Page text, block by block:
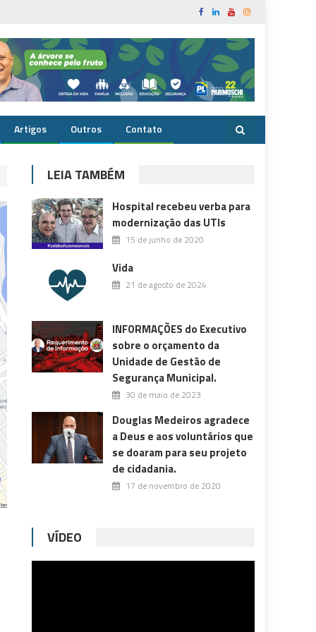
Artigos Outros Contato
LEIA TAMBÉM
Hospital recebeu verba para
modernização das UTIs
15 de junho de 2020
Vida
21 de agosto de 2024
INFORMAÇÕES do Executivo
sobre o orçamento da
Unidade de Gestão de
Segurança Municipal.
30 de maio de 2023
Douglas Medeiros agradece
a Deus e aos voluntários que
se doaram para seu projeto
de cidadania.
17 de novembro de 2020
VÍDEO